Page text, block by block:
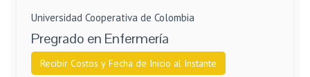
Universidad Cooperativa de Colombia
Pregrado en Enfermería
Recibir Costos y Fecha de Inicio al Instante